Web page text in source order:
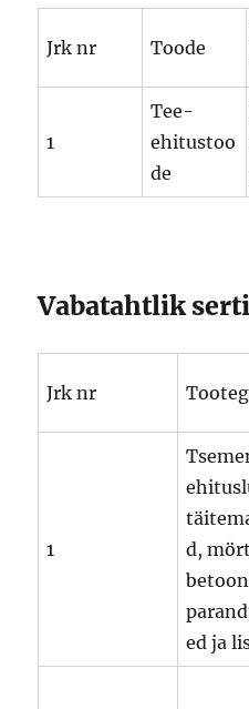
Jrk nr Toode
1
Tee-
ehitustoo
de
Vabatahtlik
Jrk nr
1
d,
ed ja